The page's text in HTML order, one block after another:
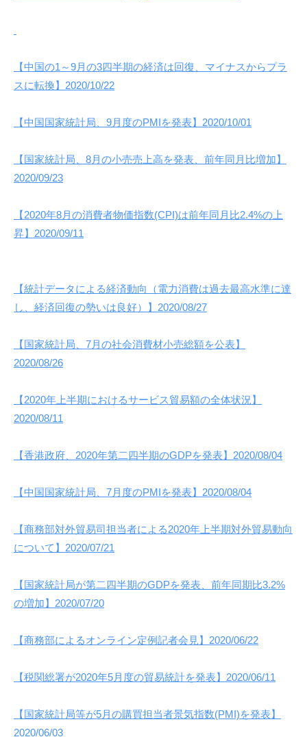
【中国の1～9月の3四半期の経済は回復、マイナスからプラ
スに転換】2020/10/22
【中国国家統計局、9月度のPMIを発表】2020/10/01
【国家統計局、8月の小売売上高を発表、前年同月比増加】
2020/09/23
【2020年8月の消費者物価指数(CPI)は前年同月比2.4%の上
昇】2020/09/11
【統計データによる経済動向（電力消費は過去最高水準に達
し、経済回復の勢いは良好）】2020/08/27
【国家統計局、7月の社会消費材小売総額を公表】
2020/08/26
【2020年上半期におけるサービス貿易額の全体状況】
2020/08/11
【香港政府、2020年第二四半期のGDPを発表】2020/08/04
【中国国家統計局、7月度のPMIを発表】2020/08/04
【商務部対外貿易司担当者による2020年上半期対外貿易動向
について】2020/07/21
【国家統計局が第二四半期のGDPを発表、前年同期比3.2%
の増加】2020/07/20
【商務部によるオンライン定例記者会見】2020/06/22
【税関総署が2020年5月度の貿易統計を発表】2020/06/11
【国家統計局等が5月の購買担当者景気指数(PMI)を発表】
2020/06/03